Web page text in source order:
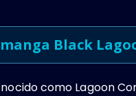
Black
como Lagoon